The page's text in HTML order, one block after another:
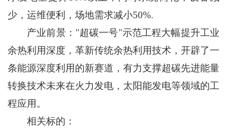
少，运维便利，场地需求减小50%.
产业前景："超碳一号"示范工程大幅提升工业
余热利用深度，革新传统余热利用技术，开辟了一
条能源深度利用的新赛道，有力支撑超碳先进能量
转换技术未来在火力发电，太阳能发电等领域的工
程应用。
相关标的：